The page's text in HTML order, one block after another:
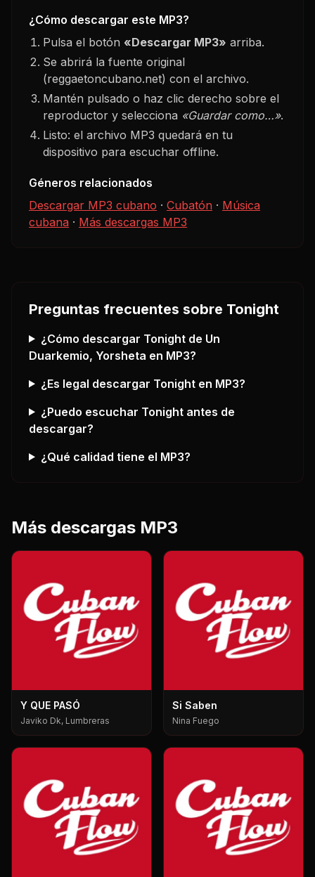
¿Cómo descargar este MP3?
Pulsa el botón «Descargar MP3» arriba.
Se abrirá la fuente original
(reggaetoncubano.net) con el archivo.
Mantén pulsado o haz clic derecho sobre el
reproductor y selecciona «Guardar como…».
Listo: el archivo MP3 quedará en tu
dispositivo para escuchar offline.
Géneros relacionados
Descargar MP3 cubano · Cubatón · Música
cubana · Más descargas MP3
Preguntas frecuentes sobre Tonight
¿Cómo descargar Tonightde Un
Duarkemio, Yorsheta en MP3?
¿Es legal descargar Tonighten MP3?
¿Puedo escuchar Tonightantes de
descargar?
¿Qué calidad tiene el MP3?
Más descargas MP3
Y QUE PASÓ
Javiko Dk, Lumbreras
Si Saben
Nina Fuego